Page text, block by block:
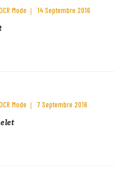
Mode
14 Septembre 2016
Mode
7 Septembre 2016